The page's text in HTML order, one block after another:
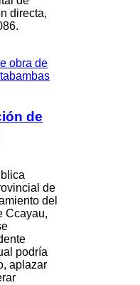
directa,
de
de
del
Ccayau,
podría
aplazar